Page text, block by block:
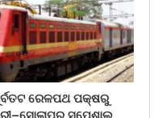
ରେଳପଥ ପକ୍ଷରୁ